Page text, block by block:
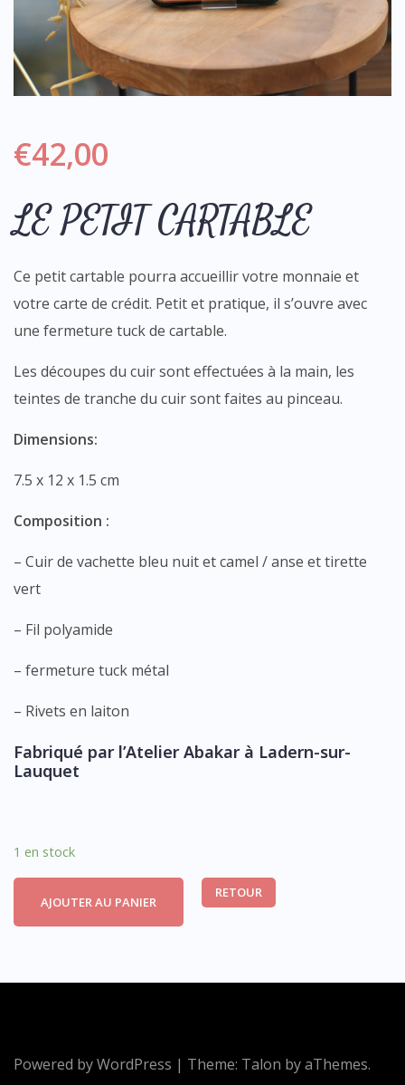
€42,00
LE PETIT CARTABLE
Ce petit cartable pourra accueillir votre monnaie et
votre carte de crédit. Petit et pratique, il s’ouvre avec
une fermeture tuck de cartable.
Les découpes du cuir sont effectuées à la main, les
teintes de tranche du cuir sont faites au pinceau.
Dimensions:
7.5 x 12 x 1.5 cm
Composition :
– Cuir de vachette bleu nuit et camel / anse et tirette
vert
– Fil polyamide
– fermeture tuck métal
– Rivets en laiton
Fabriqué par l’Atelier Abakar à Ladern-sur-
Lauquet
1 en stock
AJOUTER AU PANIER
RETOUR
Powered by WordPress | Theme: Talon by aThemes.